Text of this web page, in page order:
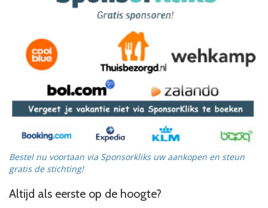
Bestel nu voortaan via Sponsorkliks uw aankopen en steun
gratis de stichting!
Altijd als eerste op de hoogte?